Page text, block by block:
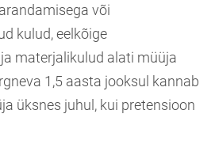
või
kulud, eelkõige
materjalikulud alati müüja
1,5 aasta jooksul kannab
üksnes juhul, kui pretensioon